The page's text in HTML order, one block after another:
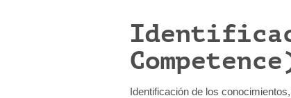
Identificación de los